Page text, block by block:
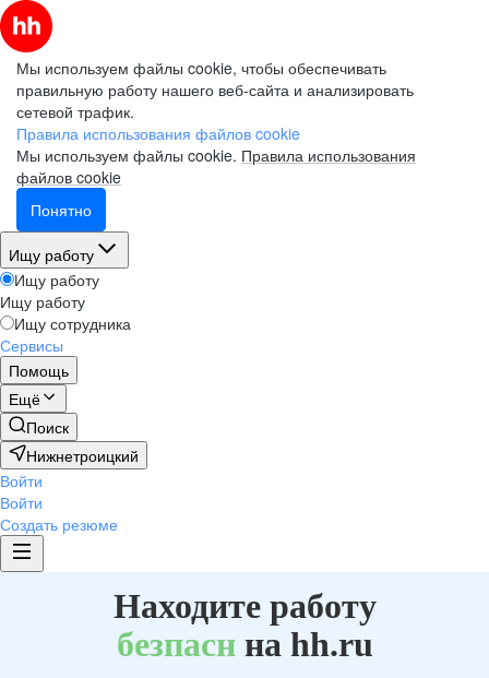
Мы используем файлы cookie, чтобы обеспечивать
правильную работу нашего веб-сайта и анализировать
сетевой трафик.
Правила использования файлов cookie
Мы используем файлы cookie. Правила использования
файлов cookie
Понятно
Ищу работу
Ищу работу
Ищу работу
Ищу сотрудника
Сервисы
Помощь
Ещё
Поиск
Нижнетроицкий
Войти
Войти
Создать резюме
Находите работу
безпаснна hh.ru